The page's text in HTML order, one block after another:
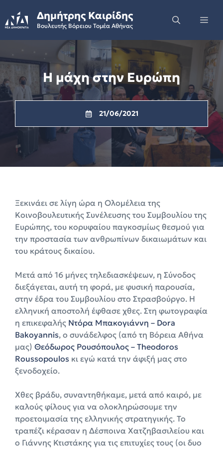
to
content
Δημήτρης Καιρίδης
Βουλευτής Βόρειου Τομέα Αθήνας
Η μάχη στην Ευρώπη
21/06/2021
Ξεκινάει σε λίγη ώρα η Ολομέλεια της
Κοινοβουλευτικής Συνέλευσης του Συμβουλίου της
Ευρώπης, του κορυφαίου παγκοσμίως θεσμού για
την προστασία των ανθρωπίνων δικαιωμάτων και
του κράτους δικαίου.
Μετά από 16 μήνες τηλεδιασκέψεων, η Σύνοδος
διεξάγεται, αυτή τη φορά, με φυσική παρουσία,
στην έδρα του Συμβουλίου στο Στρασβούργο. Η
ελληνική αποστολή έφθασε χθες. Στη φωτογραφία
η επικεφαλής Ντόρα Μπακογιάννη – Dora
Bakoyannis, ο συνάδελφος (από τη Βόρεια Αθήνα
μας) Θεόδωρος Ρουσόπουλος – Theodoros
Roussopoulos κι εγώ κατά την άφιξή μας στο
ξενοδοχείο.
Χθες βράδυ, συναντηθήκαμε, μετά από καιρό, με
καλούς φίλους για να ολοκληρώσουμε την
προετοιμασία της ελληνικής στρατηγικής. Το
τραπέζι κέρασαν η Δέσποινα Χατζηβασιλείου και
ο Γιάννης Κτιστάκης για τις επιτυχίες τους (οι δυο